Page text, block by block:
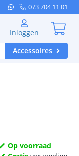
073 704 11 01
Inloggen
Accessoires
Op voorraad